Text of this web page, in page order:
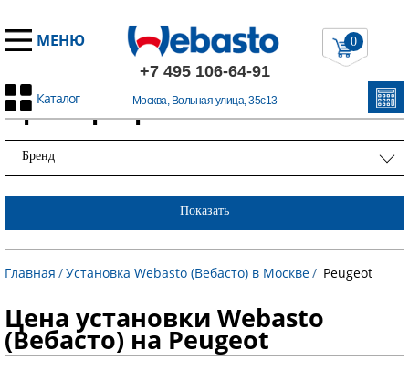
МЕНЮ
+7 495 106-64-91
Москва, Вольная улица, 35с13
Каталог
0
Примеры работ
Бренд
Показать
Главная /Установка Webasto (Вебасто) в Москве/ Peugeot
Цена установки Webasto
(Вебасто) на Peugeot